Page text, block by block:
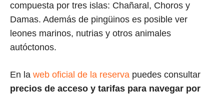
compuesta por tres islas: Chañaral, Choros y
Damas. Además de pingüinos es posible ver
leones marinos, nutrias y otros animales
autóctonos.
En la web oficial de la reserva puedes consultar
precios de acceso y tarifas para navegar por